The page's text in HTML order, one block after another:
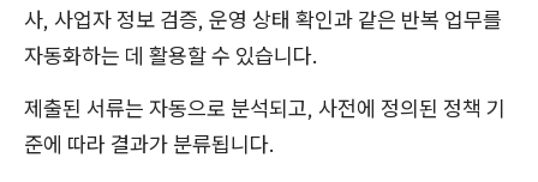
사, 사업자 정보 검증, 운영 상태 확인과 같은 반복 업무를
자동화하는 데 활용할 수 있습니다.
제출된 서류는 자동으로 분석되고, 사전에 정의된 정책 기
준에 따라 결과가 분류됩니다.